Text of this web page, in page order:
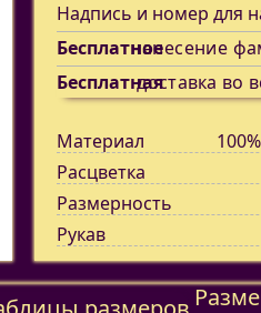
Надпись и номер для
Бесплатноенанесение
Бесплатнаядоставка во
Материал
Расцветка
Размерность
Рукав